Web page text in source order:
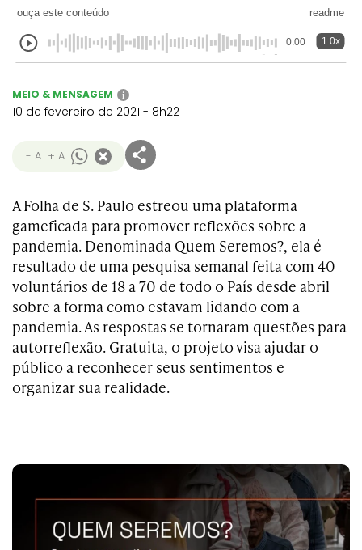
ouça este conteúdo readme
0:00 1.0x
MEIO & MENSAGEM i
10 de fevereiro de 2021 - 8h22
- A + A
A Folha de S. Paulo estreou uma plataforma
gameficada para promover reflexões sobre a
pandemia. Denominada Quem Seremos?, ela é
resultado de uma pesquisa semanal feita com 40
voluntários de 18 a 70 de todo o País desde abril
sobre a forma como estavam lidando com a
pandemia. As respostas se tornaram questões para
autorreflexão. Gratuita, o projeto visa ajudar o
público a reconhecer seus sentimentos e
organizar sua realidade.